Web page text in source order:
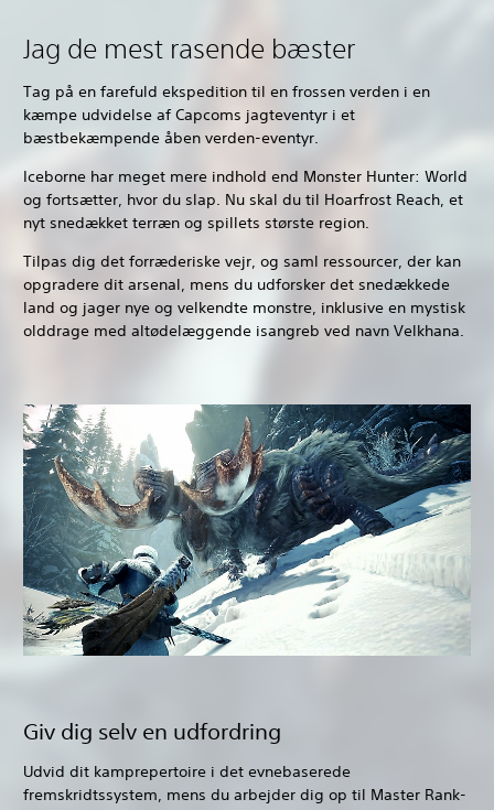
Jag de mest rasende bæster
Tag på en farefuld ekspedition til en frossen verden i en
kæmpe udvidelse af Capcoms jagteventyr i et
bæstbekæmpende åben verden-eventyr.
Iceborne har meget mere indhold end Monster Hunter: World
og fortsætter, hvor du slap. Nu skal du til Hoarfrost Reach, et
nyt snedækket terræn og spillets største region.
Tilpas dig det forræderiske vejr, og saml ressourcer, der kan
opgradere dit arsenal, mens du udforsker det snedækkede
land og jager nye og velkendte monstre, inklusive en mystisk
olddrage med altødelæggende isangreb ved navn Velkhana.
Giv dig selv en udfordring
Udvid dit kamprepertoire i det evnebaserede
fremskridtssystem, mens du arbejder dig op til Master Rank-